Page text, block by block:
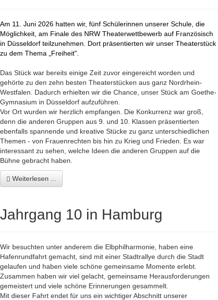
Am 11. Juni 2026 hatten wir, fünf Schülerinnen unserer Schule, die
Möglichkeit, am Finale des NRW Theaterwettbewerb auf Französisch
in Düsseldorf teilzunehmen. Dort präsentierten wir unser Theaterstück
zu dem Thema „Freiheit".
Das Stück war bereits einige Zeit zuvor eingereicht worden und
gehörte zu den zehn besten Theaterstücken aus ganz Nordrhein-
Westfalen. Dadurch erhielten wir die Chance, unser Stück am Goethe-
Gymnasium in Düsseldorf aufzuführen.
Vor Ort wurden wir herzlich empfangen. Die Konkurrenz war groß,
denn die anderen Gruppen aus 9. und 10. Klassen präsentierten
ebenfalls spannende und kreative Stücke zu ganz unterschiedlichen
Themen - von Frauenrechten bis hin zu Krieg und Frieden. Es war
interessant zu sehen, welche Ideen die anderen Gruppen auf die
Bühne gebracht haben.
Weiterlesen ...
Jahrgang 10 in Hamburg
Wir besuchten unter anderem die Elbphilharmonie, haben eine
Hafenrundfahrt gemacht, sind mit einer Stadtrallye durch die Stadt
gelaufen und haben viele schöne gemeinsame Momente erlebt.
Zusammen haben wir viel gelacht, gemeinsame Herausforderungen
gemeistert und viele schöne Erinnerungen gesammelt.
Mit dieser Fahrt endet für uns ein wichtiger Abschnitt unserer